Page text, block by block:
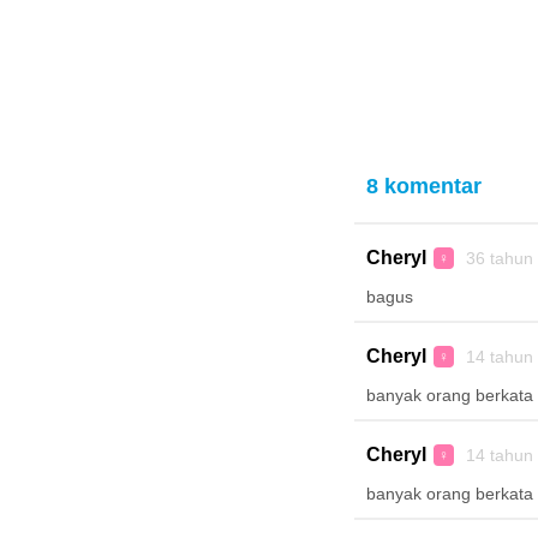
8 komentar
Cheryl ♀
36
bagus
Cheryl ♀
14
banyak orang
Cheryl ♀
14
banyak orang